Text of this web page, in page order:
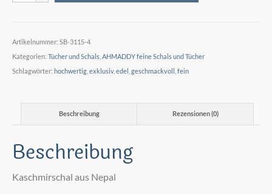
Menge
Artikelnummer: SB-3115-4
Kategorien: Tücher und Schals AHMADDY feine Schals und Tücher
Schlagwörter: hochwertig exklusiv, edel geschmackvoll fein
Beschreibung Rezensionen (0)
Beschreibung
Kaschmirschal aus Nepal